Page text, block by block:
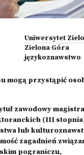
Uniwersytet
Zielona Góra
językoznawstwo
mogą przystąpić
zawodowy
(III
lub
zagadnień
pograniczu,